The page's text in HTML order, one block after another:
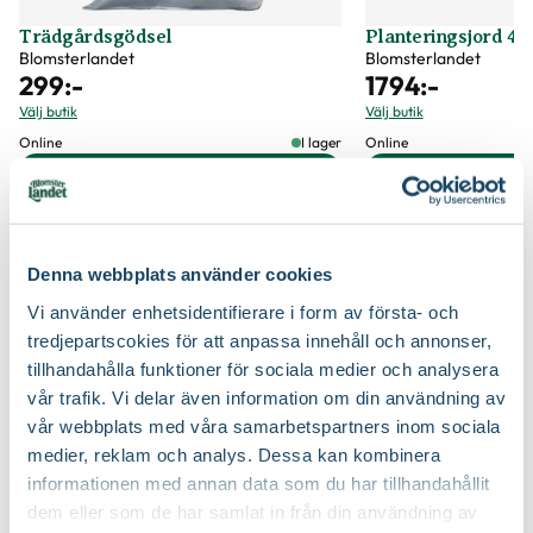
Denna webbplats använder cookies
Vi använder enhetsidentifierare i form av första- och
tredjepartscokies för att anpassa innehåll och annonser,
tillhandahålla funktioner för sociala medier och analysera
vår trafik. Vi delar även information om din användning av
vår webbplats med våra samarbetspartners inom sociala
medier, reklam och analys. Dessa kan kombinera
informationen med annan data som du har tillhandahållit
dem eller som de har samlat in från din användning av
Trädgårdsgödsel
Blomsterlandet
299:-
Välj butik
Online
I lager
till Trädgårdsgödsel produktsida
Planteringsjord 40
Blomsterlandet
1794:-
Välj butik
Online
Till
Bra att veta när du handlar
Höjd, längd och bilder
Vi försöker alltid ange växternas ungefärliga
mått, men då växter är levande och alla växter
är unika så kan måtten och din växts utseende
variera något från informationen och fotona på
Lyckas med prydnadsgräs i trädgården